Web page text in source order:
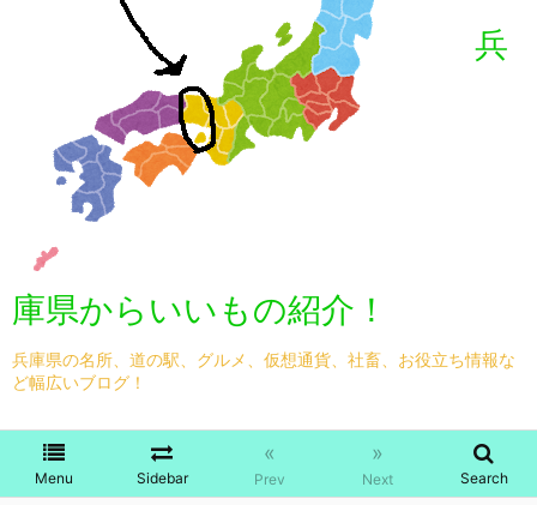
兵
庫県からいいもの紹介！
兵庫県の名所、道の駅、グルメ、仮想通貨、社畜、お役立ち情報な
ど幅広いブログ！
Menu Sidebar
«
Prev
»
Next Search